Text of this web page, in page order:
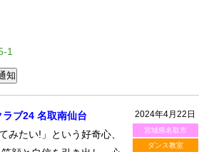
1
2024年4月22日
宮城県名取市
ダンス教室
ブ24 名取南仙台
みたい!」という好奇心、